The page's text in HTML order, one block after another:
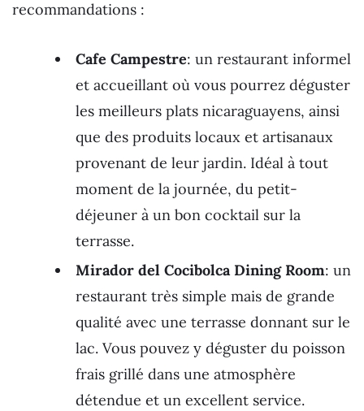
recommandations :
Cafe Campestre: un restaurant informel
et accueillant où vous pourrez déguster
les meilleurs plats nicaraguayens, ainsi
que des produits locaux et artisanaux
provenant de leur jardin. Idéal à tout
moment de la journée, du petit-
déjeuner à un bon cocktail sur la
terrasse.
Mirador del Cocibolca Dining Room: un
restaurant très simple mais de grande
qualité avec une terrasse donnant sur le
lac. Vous pouvez y déguster du poisson
frais grillé dans une atmosphère
détendue et un excellent service.